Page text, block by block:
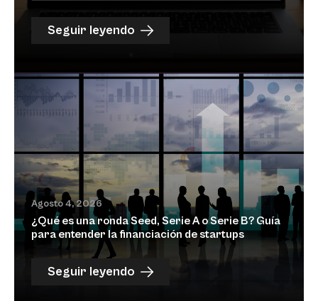
Seguir leyendo
Agosto 4, 2026
¿Qué es una ronda Seed, Serie A o Serie B? Guía
para entender la financiación de startups
Seguir leyendo